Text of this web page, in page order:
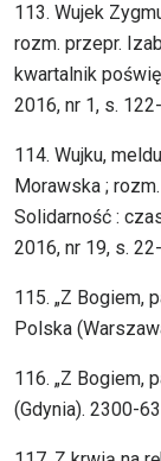
113. Wujek
rozm. przepr.
kwartalnik
2016, nr 1, s.
114. Wujku,
Morawska ;
Solidarność :
2016, nr 19, s.
115. „Z Bogiem,
Polska
116. „Z Bogiem,
(Gdynia). 2300-